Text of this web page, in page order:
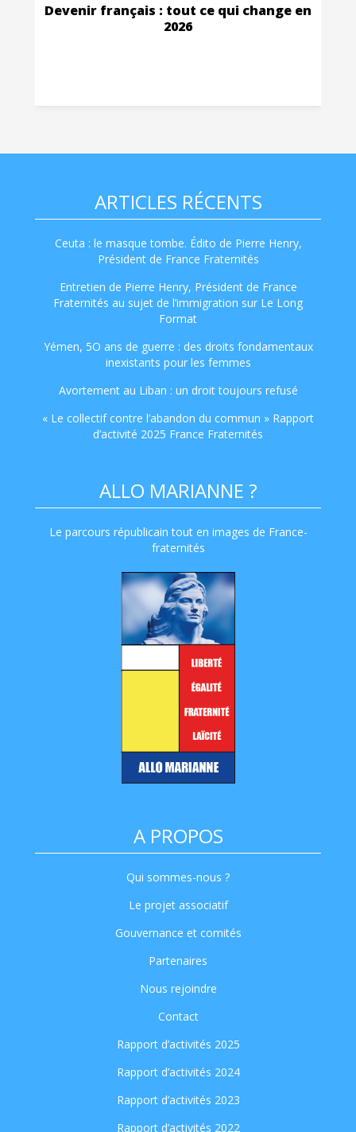
Devenir français : tout ce qui change en
2026
ARTICLES RÉCENTS
Ceuta : le masque tombe. Édito de Pierre Henry,
Président de France Fraternités
Entretien de Pierre Henry, Président de France
Fraternités au sujet de l’immigration sur Le Long
Format
Yémen, 5O ans de guerre : des droits fondamentaux
inexistants pour les femmes
Avortement au Liban : un droit toujours refusé
« Le collectif contre l’abandon du commun » Rapport
d’activité 2025 France Fraternités
ALLO MARIANNE ?
Le parcours républicain tout en images de France-
fraternités
A PROPOS
Qui sommes-nous ?
Le projet associatif
Gouvernance et comités
Partenaires
Nous rejoindre
Contact
Rapport d’activités 2025
Rapport d’activités 2024
Rapport d’activités 2023
Rapport d’activités 2022